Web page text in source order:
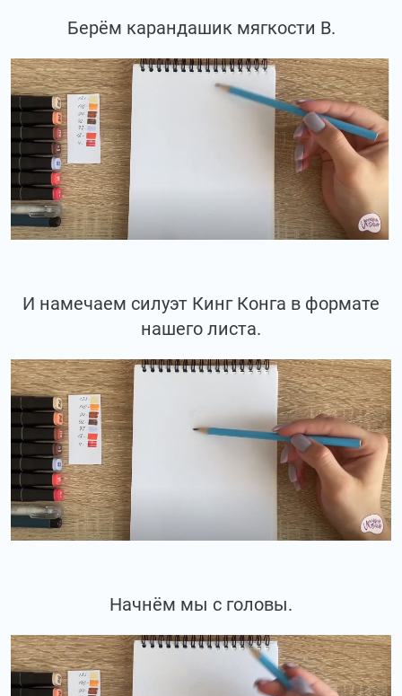
Берём карандашик мягкости В.
И намечаем силуэт Кинг Конга в формате
нашего листа.
Начнём мы с головы.